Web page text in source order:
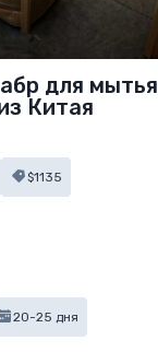
для мытья
Китая
$1135
20-25 дня